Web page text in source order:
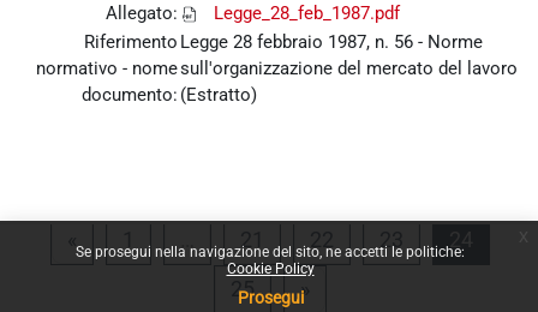
Se prosegui nella navigazione del sito, ne accetti le politiche:
Cookie Policy
Prosegui
Allegato:
Legge_28_feb_1987.pdf
Riferimento
normativo - nome
documento:
Legge 28 febbraio 1987, n. 56 - Norme
sull'organizzazione del mercato del lavoro
(Estratto)
Pagina precedente
Pagina 1 21 Pagina 21Pagina 22
23 Pagina 23
25Pagina 25
»